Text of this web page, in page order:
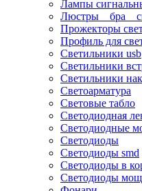
Лампы
Люстры _ бра _
Прожекторы
Профиль для
Светильники usb
Светильники
Светильники
Светоарматура
Световые табло
Светодиодная
Светодиодные
Светодиоды
Светодиоды smd
Светодиоды в
Светодиоды